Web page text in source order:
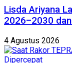
Lisda Ariyana
2026–2030
4 Agustus 2026